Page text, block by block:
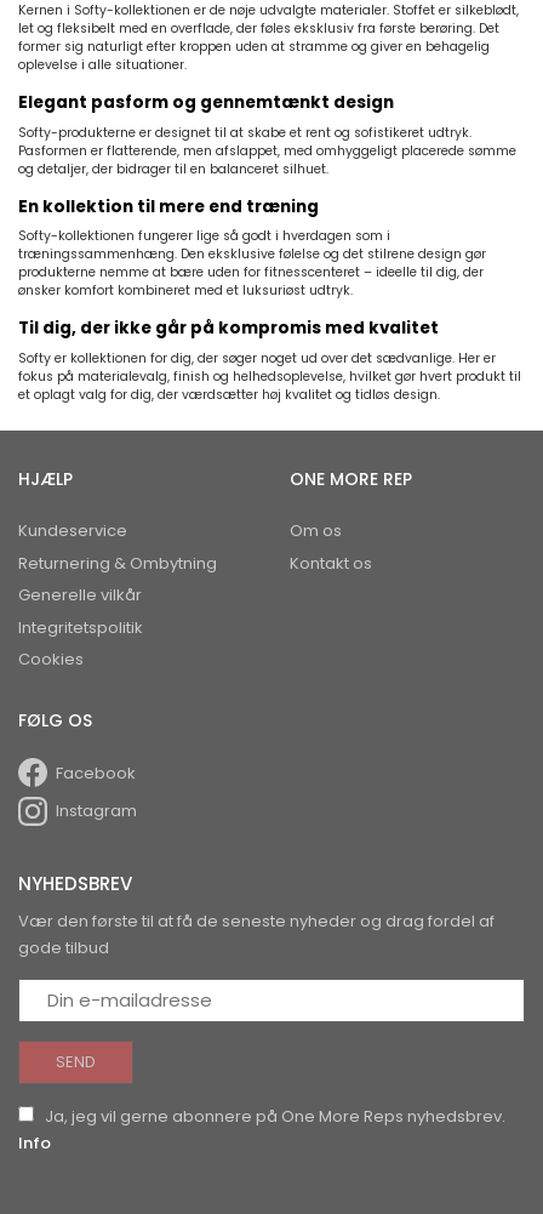
Kernen i Softy-kollektionen er de nøje udvalgte materialer. Stoffet er silkeblødt,
let og fleksibelt med en overflade, der føles eksklusiv fra første berøring. Det
former sig naturligt efter kroppen uden at stramme og giver en behagelig
oplevelse i alle situationer.
Elegant pasform og gennemtænkt design
Softy-produkterne er designet til at skabe et rent og sofistikeret udtryk.
Pasformen er flatterende, men afslappet, med omhyggeligt placerede sømme
og detaljer, der bidrager til en balanceret silhuet.
En kollektion til mere end træning
Softy-kollektionen fungerer lige så godt i hverdagen som i
træningssammenhæng. Den eksklusive følelse og det stilrene design gør
produkterne nemme at bære uden for fitnesscenteret – ideelle til dig, der
ønsker komfort kombineret med et luksuriøst udtryk.
Til dig, der ikke går på kompromis med kvalitet
Softy er kollektionen for dig, der søger noget ud over det sædvanlige. Her er
fokus på materialevalg, finish og helhedsoplevelse, hvilket gør hvert produkt til
et oplagt valg for dig, der værdsætter høj kvalitet og tidløs design.
HJÆLP
Kundeservice
Returnering & Ombytning
Generelle vilkår
Integritetspolitik
Cookies
ONE MORE REP
Om os
Kontakt os
FØLG OS
Facebook
Instagram
NYHEDSBREV
Vær den første til at få de seneste nyheder og drag fordel af
gode tilbud
Ja, jeg vil gerne abonnere på One More Reps nyhedsbrev.
Info